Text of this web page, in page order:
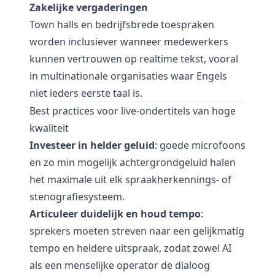
Zakelijke vergaderingen
Town halls en bedrijfsbrede toespraken
worden inclusiever wanneer medewerkers
kunnen vertrouwen op realtime tekst, vooral
in multinationale organisaties waar Engels
niet ieders eerste taal is.
Best practices voor live-ondertitels van hoge
kwaliteit
Investeer in helder geluid: goede microfoons
en zo min mogelijk achtergrondgeluid halen
het maximale uit elk spraakherkennings- of
stenografiesysteem.
Articuleer duidelijk en houd tempo:
sprekers moeten streven naar een gelijkmatig
tempo en heldere uitspraak, zodat zowel AI
als een menselijke operator de dialoog